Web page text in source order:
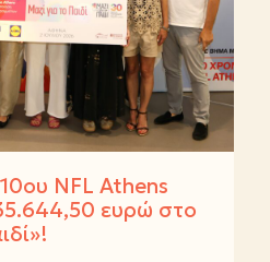
NFL Athens
ευρώ στο